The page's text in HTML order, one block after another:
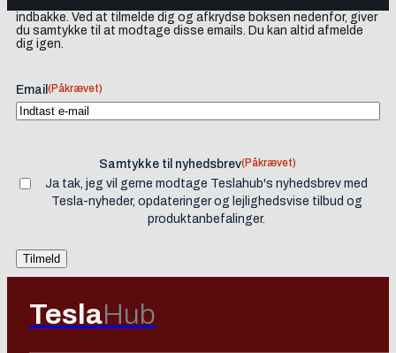
indbakke. Ved at tilmelde dig og afkrydse boksen nedenfor, giver
du samtykke til at modtage disse emails. Du kan altid afmelde
dig igen.
Email (Påkrævet)
Samtykke til nyhedsbrev(Påkrævet)
Ja tak, jeg vil gerne modtage Teslahub's nyhedsbrev med
Tesla-nyheder, opdateringer og lejlighedsvise tilbud og
produktanbefalinger.
TeslaHub